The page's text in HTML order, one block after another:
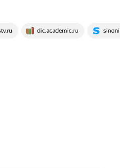
dic.academic.ru